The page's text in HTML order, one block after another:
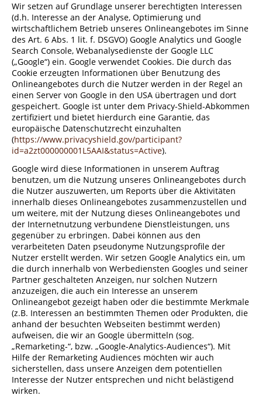
Wir setzen auf Grundlage unserer berechtigten Interessen
(d.h. Interesse an der Analyse, Optimierung und
wirtschaftlichem Betrieb unseres Onlineangebotes im Sinne
des Art. 6 Abs. 1 lit. f. DSGVO) Google Analytics und Google
Search Console, Webanalysedienste der Google LLC
(„Google“) ein. Google verwendet Cookies. Die durch das
Cookie erzeugten Informationen über Benutzung des
Onlineangebotes durch die Nutzer werden in der Regel an
einen Server von Google in den USA übertragen und dort
gespeichert. Google ist unter dem Privacy-Shield-Abkommen
zertifiziert und bietet hierdurch eine Garantie, das
europäische Datenschutzrecht einzuhalten
(https://www.privacyshield.gov/participant?
id=a2zt000000001L5AAI&status=Active).
Google wird diese Informationen in unserem Auftrag
benutzen, um die Nutzung unseres Onlineangebotes durch
die Nutzer auszuwerten, um Reports über die Aktivitäten
innerhalb dieses Onlineangebotes zusammenzustellen und
um weitere, mit der Nutzung dieses Onlineangebotes und
der Internetnutzung verbundene Dienstleistungen, uns
gegenüber zu erbringen. Dabei können aus den
verarbeiteten Daten pseudonyme Nutzungsprofile der
Nutzer erstellt werden. Wir setzen Google Analytics ein, um
die durch innerhalb von Werbediensten Googles und seiner
Partner geschalteten Anzeigen, nur solchen Nutzern
anzuzeigen, die auch ein Interesse an unserem
Onlineangebot gezeigt haben oder die bestimmte Merkmale
(z.B. Interessen an bestimmten Themen oder Produkten, die
anhand der besuchten Webseiten bestimmt werden)
aufweisen, die wir an Google übermitteln (sog.
„Remarketing-“, bzw. „Google-Analytics-Audiences“). Mit
Hilfe der Remarketing Audiences möchten wir auch
sicherstellen, dass unsere Anzeigen dem potentiellen
Interesse der Nutzer entsprechen und nicht belästigend
wirken.